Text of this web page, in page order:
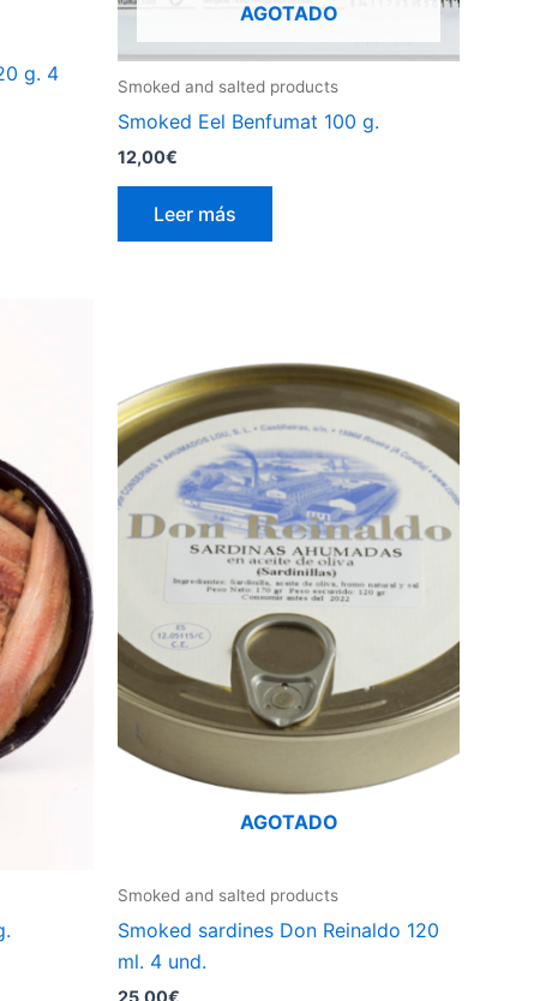
g. 4
AGOTADO
Smoked and salted products
Smoked Eel Benfumat 100 g.
12,00€
Leer más
AGOTADO
Smoked and salted products
Smoked sardines Don Reinaldo 120
ml. 4 und.
25,00€